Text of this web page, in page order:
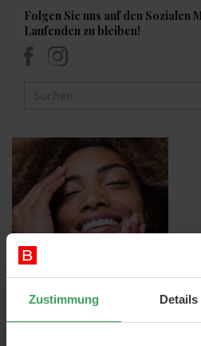
Zustimmung Details
Folgen Sie uns auf den Sozialen
Laufenden zu bleiben!
02nd Dezember 2022
7-Haut-Methode